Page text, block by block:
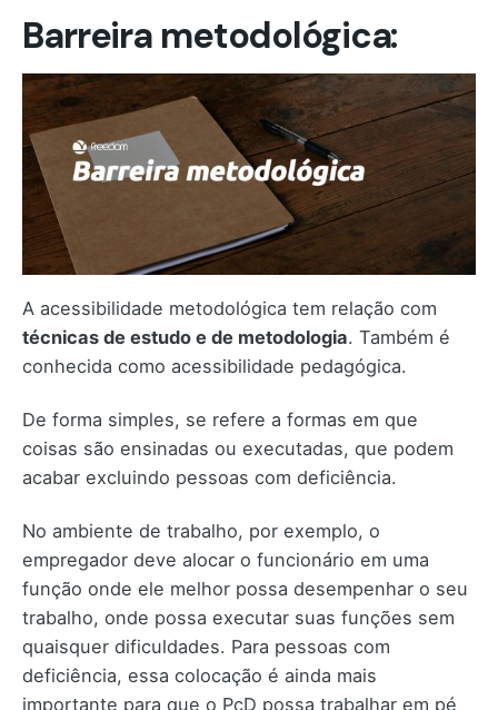
Barreira metodológica:
A acessibilidade metodológica tem relação com
técnicas de estudo e de metodologia. Também é
conhecida como acessibilidade pedagógica.
De forma simples, se refere a formas em que
coisas são ensinadas ou executadas, que podem
acabar excluindo pessoas com deficiência.
No ambiente de trabalho, por exemplo, o
empregador deve alocar o funcionário em uma
função onde ele melhor possa desempenhar o seu
trabalho, onde possa executar suas funções sem
quaisquer dificuldades. Para pessoas com
deficiência, essa colocação é ainda mais
importante para que o PcD possa trabalhar em pé